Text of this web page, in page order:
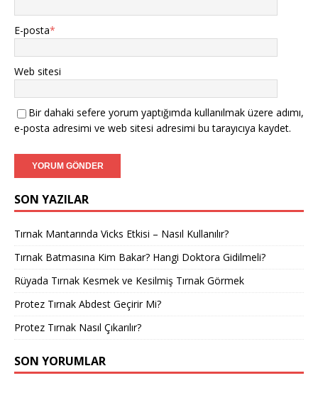
E-posta*
Web sitesi
Bir dahaki sefere yorum yaptığımda kullanılmak üzere adımı,
e-posta adresimi ve web sitesi adresimi bu tarayıcıya kaydet.
SON YAZILAR
Tırnak Mantarında Vicks Etkisi – Nasıl Kullanılır?
Tırnak Batmasına Kim Bakar? Hangi Doktora Gidilmeli?
Rüyada Tırnak Kesmek ve Kesilmiş Tırnak Görmek
Protez Tırnak Abdest Geçirir Mi?
Protez Tırnak Nasıl Çıkarılır?
SON YORUMLAR